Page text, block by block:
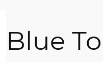
Κουρέας-Κομμωτής
Blue